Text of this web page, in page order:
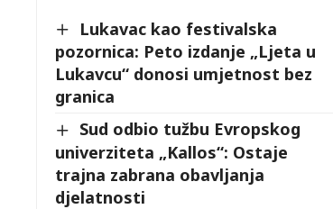
Lukavac kao festivalska
pozornica: Peto izdanje „Ljeta u
Lukavcu“ donosi umjetnost bez
granica
Sud odbio tužbu Evropskog
univerziteta „Kallos“: Ostaje
trajna zabrana obavljanja
djelatnosti